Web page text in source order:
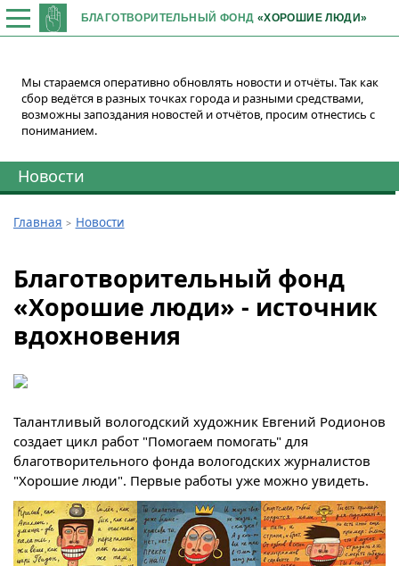
БЛАГОТВОРИТЕЛЬНЫЙ ФОНД «ХОРОШИЕ ЛЮДИ»
Мы стараемся оперативно обновлять новости и отчёты. Так как
сбор ведётся в разных точках города и разными средствами,
возможны запоздания новостей и отчётов, просим отнестись с
пониманием.
Новости
Главная Новости
Благотворительный фонд
«Хорошие люди» - источник
вдохновения
Талантливый вологодский художник Евгений Родионов
создает цикл работ "Помогаем помогать" для
благотворительного фонда вологодских журналистов
"Хорошие люди". Первые работы уже можно увидеть.